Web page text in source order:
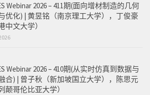
Webinar 2026 – 411期(面向增材制造的几何
优化) | 黄昱铭（南京理工大学），丁俊豪
中文大学）
Webinar 2026 – 410期(从实时仿真到数据与
合) | 曾子秋（新加坡国立大学），陈思元
颠哥伦比亚大学）